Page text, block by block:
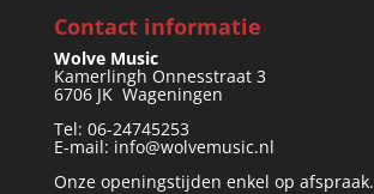
Contact informatie
Wolve Music
Kamerlingh Onnesstraat 3
6706 JK Wageningen
Tel: 06-24745253
E-mail: info@wolvemusic.nl
Onze openingstijden enkel op afspraak.